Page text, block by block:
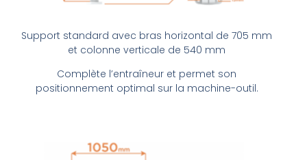
Support standard avec bras horizontal de 705 mm
et colonne verticale de 540 mm
Complète l’entraîneur et permet son
positionnement optimal sur la machine-outil.